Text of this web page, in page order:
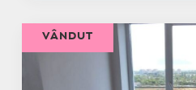
VÂNDUT